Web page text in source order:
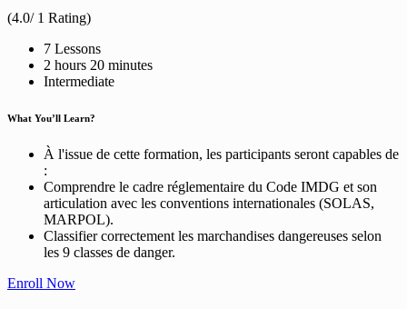
(4.0/ 1 Rating)
7 Lessons
2 hours 20 minutes
Intermediate
What You’ll Learn?
À l'issue de cette formation, les participants seront capables de
:
Comprendre le cadre réglementaire du Code IMDG et son
articulation avec les conventions internationales (SOLAS,
MARPOL).
Classifier correctement les marchandises dangereuses selon
les 9 classes de danger.
Enroll Now